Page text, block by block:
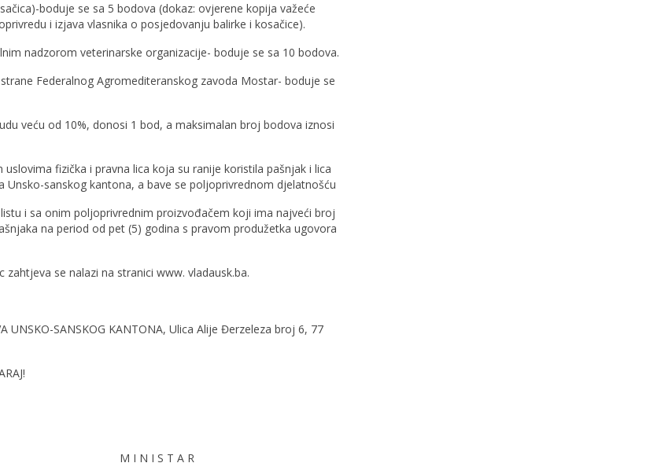
boduje se sa 5 bodova (dokaz: ovjerene kopija važeće
i izjava vlasnika o posjedovanju balirke i kosačice).
nadzorom veterinarske organizacije- boduje se sa 10 bodova.
Federalnog Agromediteranskog zavoda Mostar- boduje se
veću od 10%, donosi 1 bod, a maksimalan broj bodova iznosi
fizička i pravna lica koja su ranije koristila pašnjak i lica
sanskog kantona, a bave se poljoprivrednom djelatnošću
i sa onim poljoprivrednim proizvođačem koji ima najveći broj
na period od pet (5) godina s pravom produžetka ugovora
se nalazi na stranici www. vladausk.ba.
UNSKO-SANSKOG KANTONA, Ulica Alije Đerzeleza broj 6, 77
A R